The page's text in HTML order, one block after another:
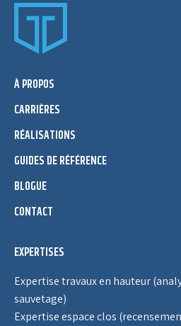
À PROPOS
CARRIÈRES
RÉALISATIONS
GUIDES DE RÉFÉRENCE
BLOGUE
CONTACT
EXPERTISES
Expertise travaux en hauteur
sauvetage)
Expertise espace clos